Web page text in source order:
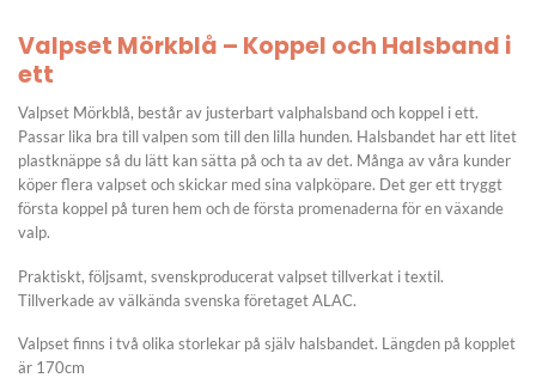
Valpset Mörkblå – Koppel och Halsband i
ett
Valpset Mörkblå, består av justerbart valphalsband och koppel i ett.
Passar lika bra till valpen som till den lilla hunden. Halsbandet har ett litet
plastknäppe så du lätt kan sätta på och ta av det. Många av våra kunder
köper flera valpset och skickar med sina valpköpare. Det ger ett tryggt
första koppel på turen hem och de första promenaderna för en växande
valp.
Praktiskt, följsamt, svenskproducerat valpset tillverkat i textil.
Tillverkade av välkända svenska företaget ALAC.
Valpset finns i två olika storlekar på själv halsbandet. Längden på kopplet
är 170cm